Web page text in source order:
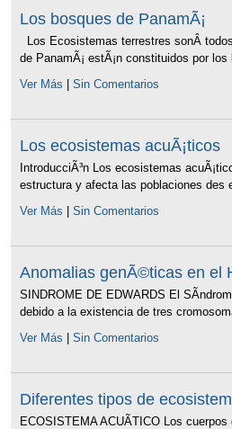
Los bosques de PanamÃ¡
Los Ecosistemas terrestres sonÂ
de PanamÃ¡ estÃ¡n constituidos por
Ver Más
Sin Comentarios
Los ecosistemas acuÃ¡ticos
IntroducciÃ³n Los ecosistemas
estructura y afecta las poblaciones des
Ver Más
Sin Comentarios
Anomalias genÃ©ticas en el
SINDROME DE EDWARDS El
debido a la existencia de tres
Ver Más
Sin Comentarios
Diferentes tipos de
ECOSISTEMA ACUÃTICO Los